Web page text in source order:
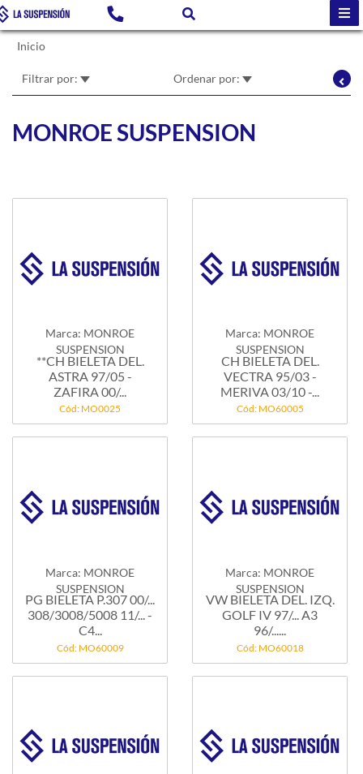
Inicio
Filtrar por: Ordenar por:
MONROE SUSPENSION
Marca: MONROE
SUSPENSION
**CH BIELETA DEL.
ASTRA 97/05 -
ZAFIRA 00/...
Cód: MO0025
Marca: MONROE
SUSPENSION
CH BIELETA DEL.
VECTRA 95/03 -
MERIVA 03/10 -...
Cód: MO60005
Marca: MONROE
SUSPENSION
PG BIELETA P.307 00/...
308/3008/5008 11/... -
C4...
Cód: MO60009
Marca: MONROE
SUSPENSION
VW BIELETA DEL. IZQ.
GOLF IV 97/... A3
96/......
Cód: MO60018